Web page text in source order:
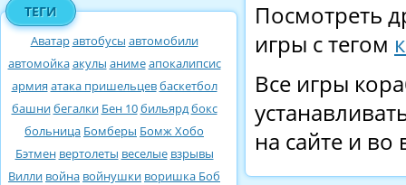
ТЕГИ
Аватаравтобусы автомобили
автомойкаакулы анимеапокалипсис
армия атака пришельцевбаскетбол
башнибегалки Бен 10бильярдбокс
больница Бомберы Бомж Хобо
Бэтмен вертолеты веселые взрывы
Вилли война войнушки воришка Боб
Посмотреть
игры с тегом
Все игры
на сайте и